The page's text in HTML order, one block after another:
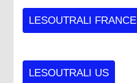
LESOUTRALI FRANCE
LESOUTRALI US